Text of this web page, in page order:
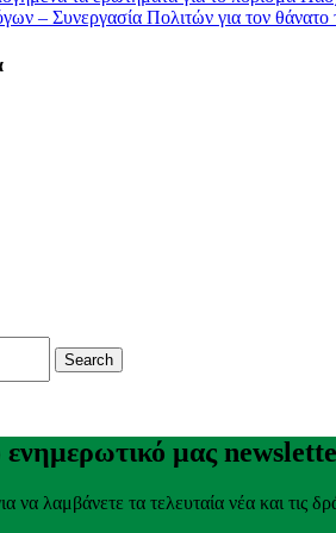
– Συνεργασία Πολιτών για τον
ενημερωτικό μας
να λαμβάνετε τα τελευταία νέα και τις